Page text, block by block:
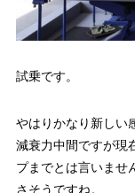
試乗です。
やはりかなり新しい
減衰力中間ですが現
プまでとは言いませ
さそうですね。